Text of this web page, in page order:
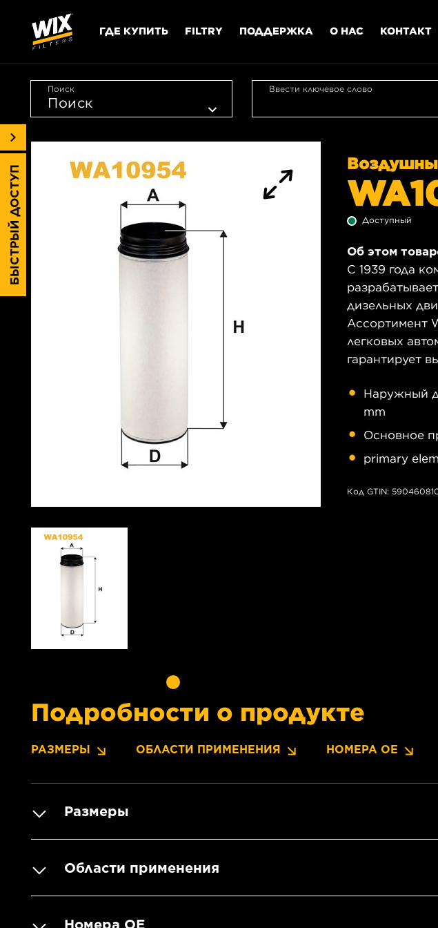
ГДЕ КУПИТЬ FILTRY ПОДДЕРЖКА О НАС КОНТАКТ
Поиск Ввести ключевое слово
Доступный
Об этом
С 1939 года
дизельных
Ассортимент
легковых
гарантирует
Наружный
mm
Основное
primary
Код GTIN:
Подробности о продукте
РАЗМЕРЫ ОБЛАСТИ ПРИМЕНЕНИЯ НОМЕРА OE
Размеры
Области применения
БЫСТРЫЙ ДОСТУП